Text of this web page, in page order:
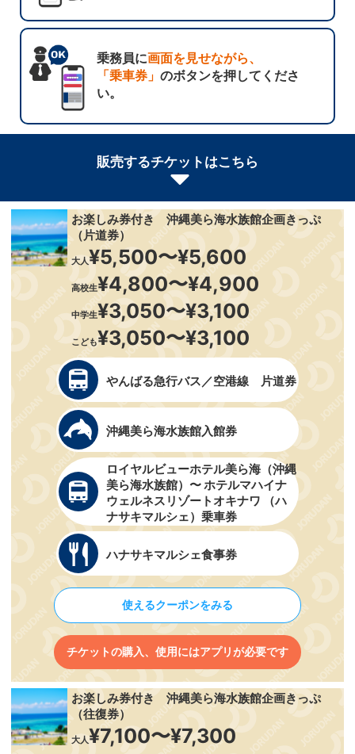
乗務員に画面を見せながら、
「乗車券」のボタンを押してくださ
い。
販売するチケットはこちら
お楽しみ券付き 沖縄美ら海水族館企画きっぷ
（片道券）
大人¥5,500〜¥5,600
高校生¥4,800〜¥4,900
中学生¥3,050〜¥3,100
こども¥3,050〜¥3,100
やんばる急行バス／空港線 片道券
沖縄美ら海水族館入館券
ロイヤルビューホテル美ら海（沖縄
美ら海水族館）〜 ホテルマハイナ
ウェルネスリゾートオキナワ （ハ
ナサキマルシェ）乗車券
ハナサキマルシェ食事券
使えるクーポンをみる
チケットの購入、使用にはアプリが必要です
お楽しみ券付き 沖縄美ら海水族館企画きっぷ
（往復券）
大人¥7,100〜¥7,300